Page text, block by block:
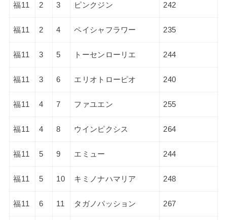
福11 2 3 ピンクジン 242
福11 2 4 ペイシャフラワー 235
福11 3 5 トーセンローリエ 244
福11 3 6 エリオトローピオ 240
福11 4 7 ファユエン 255
福11 4 8 ウインピクシス 264
福11 5 9 エミュー 244
福11 5 10 キミノナハマリア 248
福11 6 11 タガノパッション 267